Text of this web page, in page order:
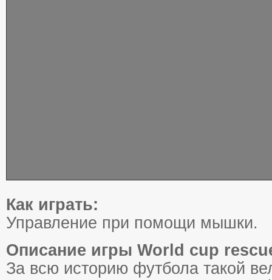
Как играть:
Управление при помощи мышки.
Описание игры World cup
За всю историю футбола такой